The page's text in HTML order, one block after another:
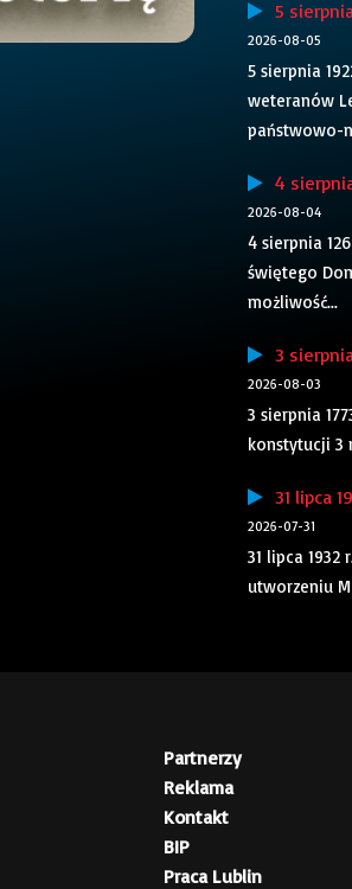
5
2026-08-05
5 sierpnia
weteranów
państwowo-
4
2026-08-04
4 sierpnia
świętego
możliwość...
3
2026-08-03
3 sierpnia
konstytucji 3
31 lipca
2026-07-31
31 lipca
utworzeniu
Partnerzy
Reklama
Kontakt
BIP
Praca Lublin